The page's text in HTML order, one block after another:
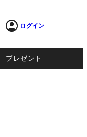
ログイン
プレゼント